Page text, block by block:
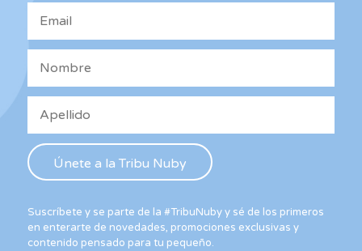
de
Suscríbete y se parte de la #TribuNuby y sé de los primeros
en enterarte de novedades, promociones exclusivas y
contenido pensado para tu pequeño.